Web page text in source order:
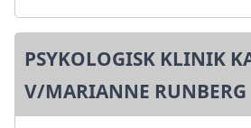
PSYKOLOGISK KLINIK
V/MARIANNE RUNBERG